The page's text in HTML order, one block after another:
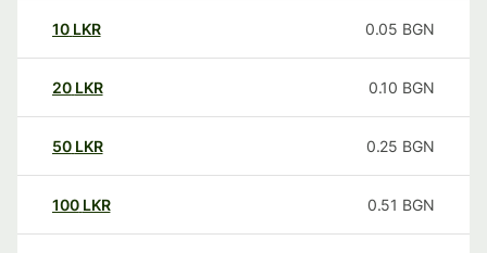
10 LKR 0.05 BGN
20 LKR 0.10 BGN
50 LKR 0.25 BGN
100 LKR 0.51 BGN